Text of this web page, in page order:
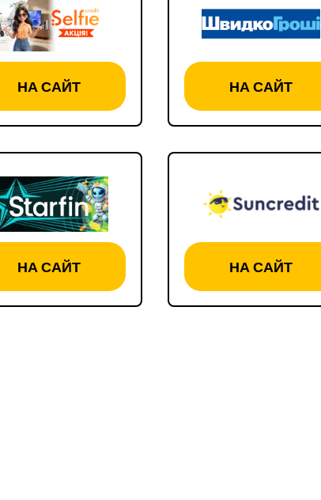
НА САЙТ НА САЙТ
НА САЙТ НА САЙТ